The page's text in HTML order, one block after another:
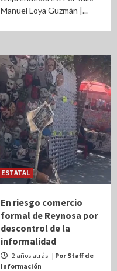
Manuel Loya Guzmán |...
ESTATAL
En riesgo comercio
formal de Reynosa por
descontrol de la
informalidad
2 años atrás | Por Staff de
Información